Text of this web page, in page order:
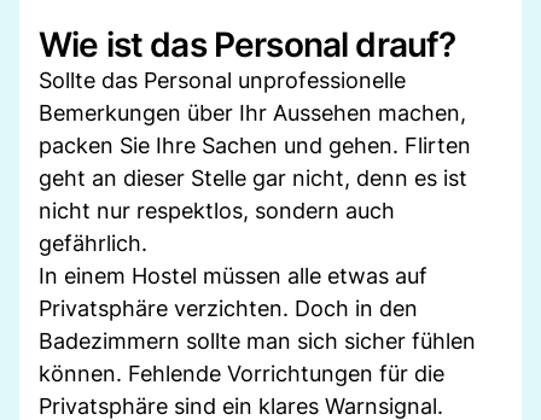
Wie ist das Personal drauf?
Sollte das Personal unprofessionelle
Bemerkungen über Ihr Aussehen machen,
packen Sie Ihre Sachen und gehen. Flirten
geht an dieser Stelle gar nicht, denn es ist
nicht nur respektlos, sondern auch
gefährlich.
In einem Hostel müssen alle etwas auf
Privatsphäre verzichten. Doch in den
Badezimmern sollte man sich sicher fühlen
können. Fehlende Vorrichtungen für die
Privatsphäre sind ein klares Warnsignal.